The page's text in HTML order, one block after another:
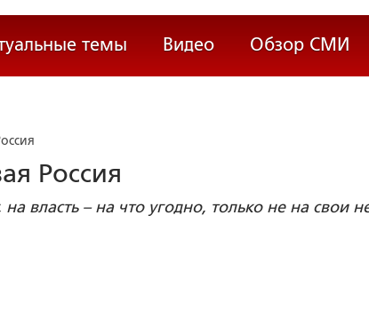
темы Видео Обзор СМИ
Россия
власть – на что угодно, только не на свои